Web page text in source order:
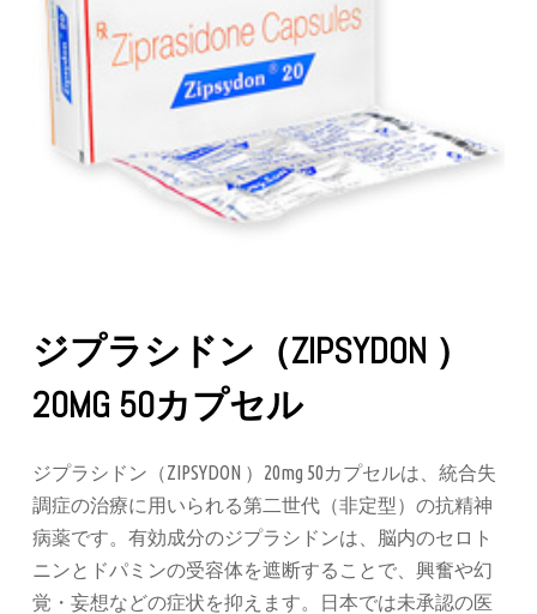
ジプラシドン（ZIPSYDON ）
20MG 50カプセル
ジプラシドン（ZIPSYDON ）20mg 50カプセルは、統合失
調症の治療に用いられる第二世代（非定型）の抗精神
病薬です。有効成分のジプラシドンは、脳内のセロト
ニンとドパミンの受容体を遮断することで、興奮や幻
覚・妄想などの症状を抑えます。日本では未承認の医